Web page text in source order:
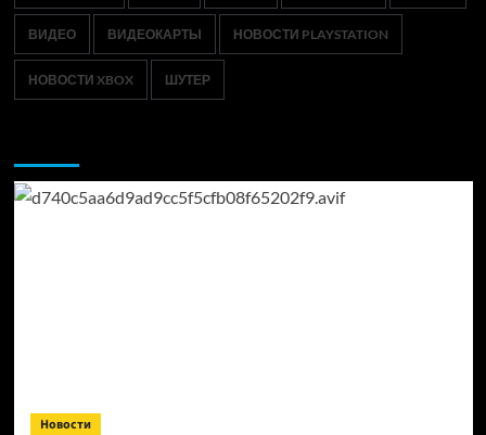
ВИДЕО ВИДЕОКАРТЫ НОВОСТИ PLAYSTATION
НОВОСТИ XBOX ШУТЕР
Новости